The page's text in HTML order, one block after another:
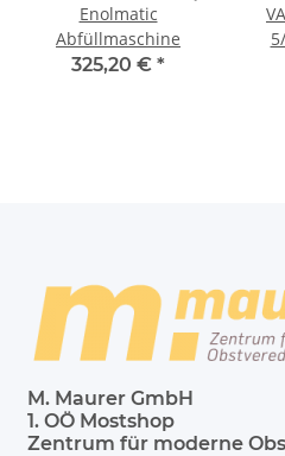
Enolmatic
Abfüllmaschine
325,20 € *
M. Maurer GmbH
1. OÖ Mostshop
Zentrum für moderne